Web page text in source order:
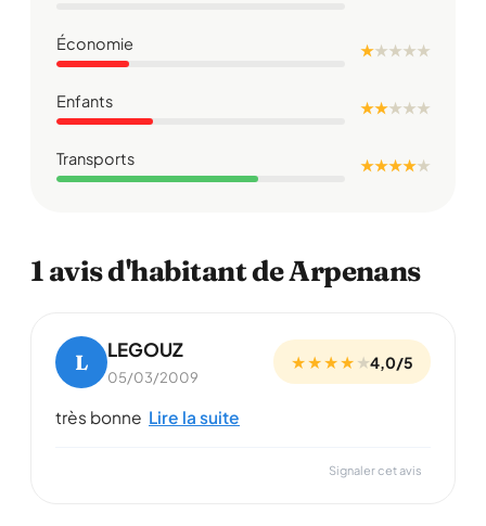
Économie ★★★★★
Enfants ★ ★★★★
Transports ★ ★ ★ ★★
1 avis d'habitant de Arpenans
L LEGOUZ
05/03/2009
★ ★ ★ ★★4,0/5
très bonne Lire la suite
Signaler cet avis